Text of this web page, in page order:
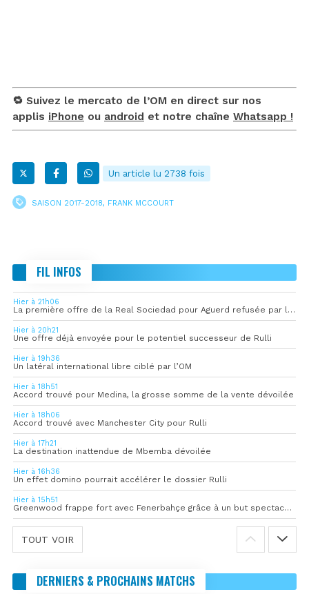
🔁 Suivez le mercato de l’OM en direct sur nos
applis iPhone ou android et notre chaîne Whatsapp !
Un article lu 2738 fois
SAISON 2017-2018, FRANK MCCOURT
FIL INFOS
Hier à 21h06
La première offre de la Real Sociedad pour Aguerd refusée par l’OM
Hier à 20h21
Une offre déjà envoyée pour le potentiel successeur de Rulli
Hier à 19h36
Un latéral international libre ciblé par l’OM
Hier à 18h51
Accord trouvé pour Medina, la grosse somme de la vente dévoilée
Hier à 18h06
Accord trouvé avec Manchester City pour Rulli
Hier à 17h21
La destination inattendue de Mbemba dévoilée
Hier à 16h36
Un effet domino pourrait accélérer le dossier Rulli
Hier à 15h51
Greenwood frappe fort avec Fenerbahçe grâce à un but spectaculaire
TOUT VOIR
DERNIERS & PROCHAINS MATCHS